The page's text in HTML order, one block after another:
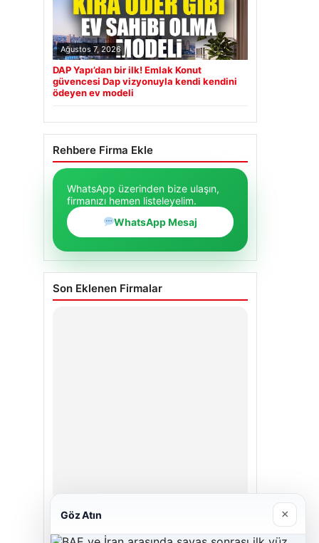
Ağustos 7, 2026
DAP Yapı’dan bir ilk! Emlak Konut
güvencesi Dap vizyonuyla kendi kendini
ödeyen ev modeli
Rehbere Firma Ekle
WhatsApp üzerinden bize ulaşın,
firmanızı hemen listeleyelim.
WhatsApp Mesaj
Son Eklenen Firmalar
Enes Kaplan Avukatlık Bürosu
Nisan 28, 2026
Göz Atın ×